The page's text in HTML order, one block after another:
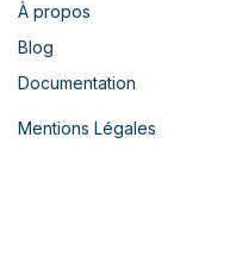
À propos
Blog
Documentation
Mentions Légales